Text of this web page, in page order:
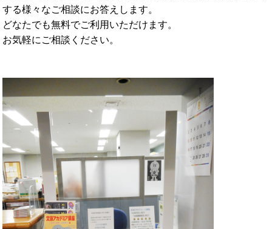
する様々なご相談にお答えします。
どなたでも無料でご利用いただけます。
お気軽にご相談ください。